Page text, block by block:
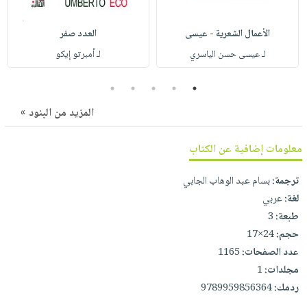
انشر
كتابك
تواصل
الأعمال الشعرية - عيسى
لـ عيسى حسن الياسري
العدد صفر
لـ أمبرتو إيكو
1
2
3
4
5
المزيد من البنود »
معلومات إضافية عن الكتاب
ترجمة:بسام عبد الوهاب الجابي
لغة:عربي
طبعة:3
حجم:24×17
عدد الصفحات:1165
مجلدات:1
ردمك:9789959856364